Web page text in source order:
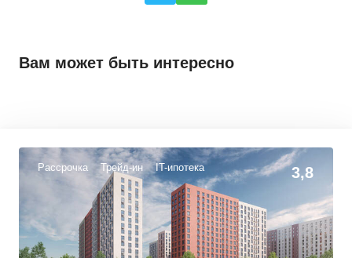
Вам может быть интересно
Рассрочка Трейд-ин IT-ипотека 3,8